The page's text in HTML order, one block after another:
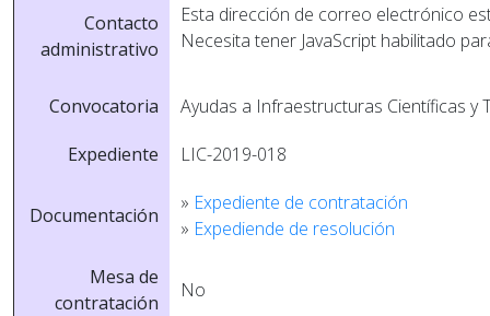
Contacto
administrativo
Esta dirección de correo electrónico
Necesita tener JavaScript habilitado
Convocatoria
Ayudas a Infraestructuras Cientí­ficas y
Expediente
LIC-2019-018
Documentación
» Expediente de contratación
» Expediende de resolución
Mesa de
contratación
No